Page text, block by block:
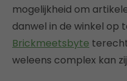
mogelijkheid om
danwel in de winkel op
Brickmeetsbyte
weleens complex kan